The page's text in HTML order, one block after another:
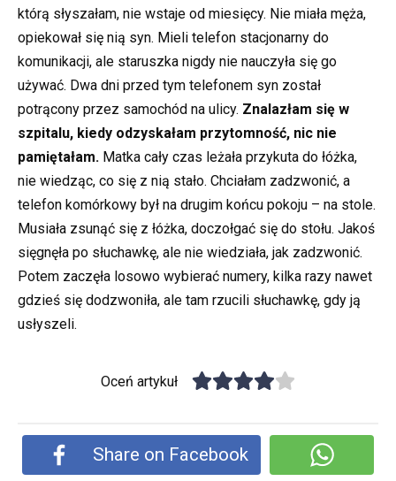
którą słyszałam, nie wstaje od miesięcy. Nie miała męża,
opiekował się nią syn. Mieli telefon stacjonarny do
komunikacji, ale staruszka nigdy nie nauczyła się go
używać. Dwa dni przed tym telefonem syn został
potrącony przez samochód na ulicy. Znalazłam się w
szpitalu, kiedy odzyskałam przytomność, nic nie
pamiętałam. Matka cały czas leżała przykuta do łóżka,
nie wiedząc, co się z nią stało. Chciałam zadzwonić, a
telefon komórkowy był na drugim końcu pokoju – na stole.
Musiała zsunąć się z łóżka, doczołgać się do stołu. Jakoś
sięgnęła po słuchawkę, ale nie wiedziała, jak zadzwonić.
Potem zaczęła losowo wybierać numery, kilka razy nawet
gdzieś się dodzwoniła, ale tam rzucili słuchawkę, gdy ją
usłyszeli.
Oceń artykuł
Share on Facebook